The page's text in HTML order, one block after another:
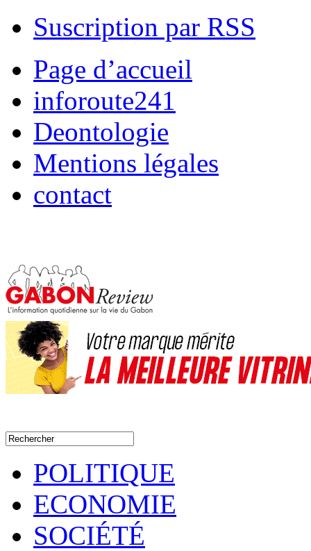
Suscription par RSS
Page d’accueil
inforoute241
Deontologie
Mentions légales
contact
POLITIQUE
ECONOMIE
SOCIÉTÉ